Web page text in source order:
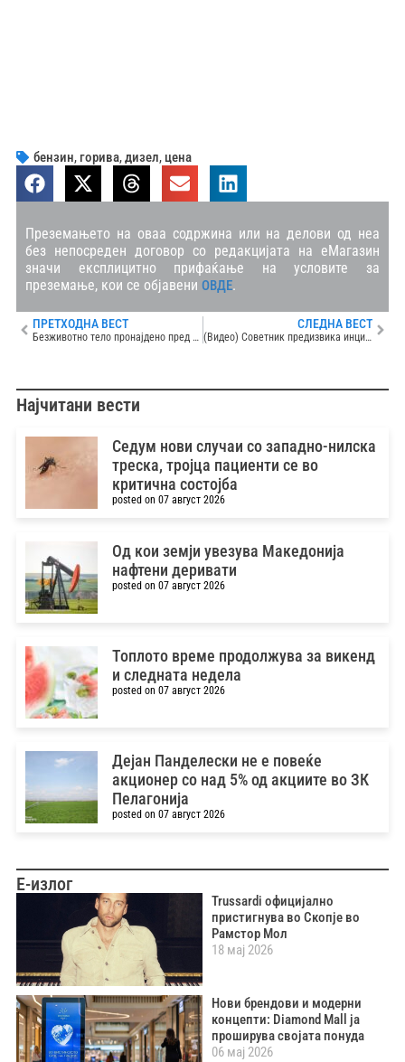
бензин, горива,дизел, цена
Преземањето на оваа содржина или на делови од неа
без непосреден договор со редакцијата на еМагазин
значи експлицитно прифаќање на условите за
преземање, кои се објавени ОВДЕ.
ПРЕТХОДНА ВЕСТ
Безживотно тело пронајдено пред плажа на Градскиот кеј на Охридско Езеро
СЛЕДНА ВЕСТ
(Видео) Советник предизвика инцидент во Општина Кочани, повредена службеничка, интервенираше и полицијата
Најчитани вести
Седум нови случаи со западно-нилска
треска, тројца пациенти се во
критична состојба
posted on 07 август 2026
Од кои земји увезува Македонија
нафтени деривати
posted on 07 август 2026
Топлото време продолжува за викенд
и следната недела
posted on 07 август 2026
Дејан Панделески не е повеќе
акционер со над 5% од акциите во ЗК
Пелагонија
posted on 07 август 2026
Е-излог
Trussardi официјално
пристигнува во Скопје во
Рамстор Мол
18 мај 2026
Нови брендови и модерни
концепти: Diamond Mall ја
проширува својата понуда
06 мај 2026